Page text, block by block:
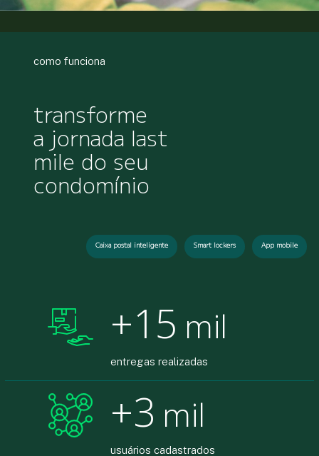
como funciona
transforme
a jornada last
mile do seu
condomínio
Caixa postal inteligente Smart lockers App mobile
15 mil
entregas realizadas
3 mil
usuários cadastrados